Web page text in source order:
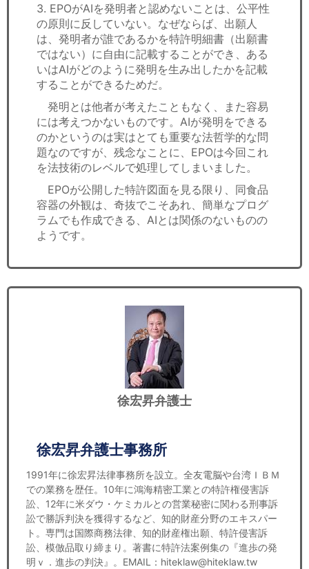
3. EPOがAIを発明者と認めないことは、公平性
の原則に反していない。なぜならば、出願人
は、発明者が誰であるかを特許明細書（出願書
ではない）に自由に記載することができ、ある
いはAIがどのように発明を生み出したかを記載
することができるためだ。
発明とは他者が考えたこともなく、また容易
には考えつかないものです。AIが発明をできる
のかというのは実はとても重要な法哲学的な問
題なのですが、残念なことに、EPOは今回これ
を法技術のレベルで処理してしまいました。
EPOが公開した特許図面を見る限り、同食品
容器の外観は、奇抜でこそあれ、簡単なプログ
ラムでも作成できる、AIとは関係のないものの
ようです。
徐宏昇弁護士
徐宏昇弁護士事務所
1991年に徐宏昇法律事務所を設立。全友電脳や台湾ＩＢＭ
での業務を歴任。10年に鴻海精密工業との特許権侵害訴
訟、12年に米ダウ・ケミカルとの営業秘密に関わる刑事訴
訟で勝訴判決を獲得するなど、知的財産分野のエキスパー
ト。専門は国際商務法律、知的財産権出願、特許侵害訴
訟、模倣品取り締まり。著書に特許法案例集の『進歩の発
明ｖ．進歩の判決』。EMAIL：hiteklaw@hiteklaw.tw